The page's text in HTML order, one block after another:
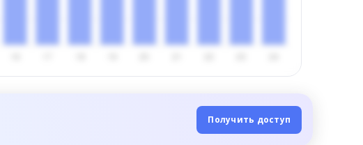
Получить доступ